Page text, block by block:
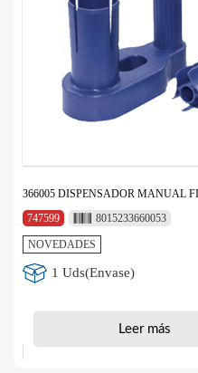
366005 DISPENSADOR MANUAL
747599
8015233660053
NOVEDADES
1 Uds(Envase)
Leer más